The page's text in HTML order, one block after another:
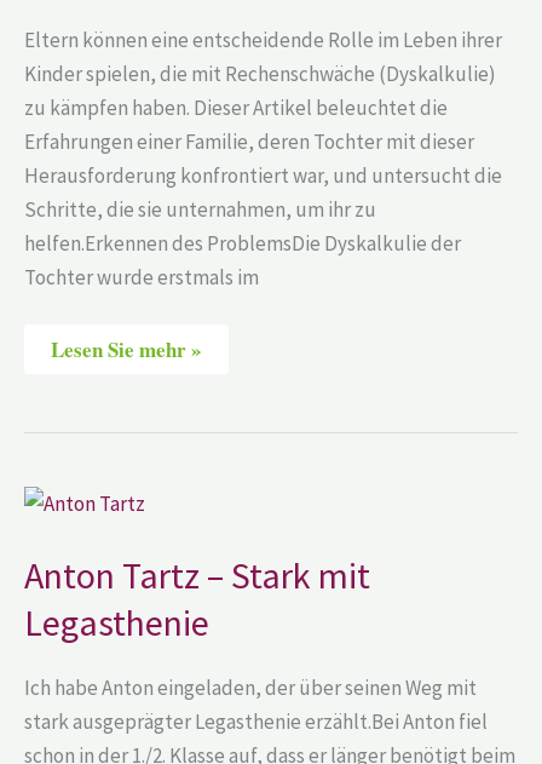
Eltern können eine entscheidende Rolle im Leben ihrer
Kinder spielen, die mit Rechenschwäche (Dyskalkulie)
zu kämpfen haben. Dieser Artikel beleuchtet die
Erfahrungen einer Familie, deren Tochter mit dieser
Herausforderung konfrontiert war, und untersucht die
Schritte, die sie unternahmen, um ihr zu
helfen.Erkennen des ProblemsDie Dyskalkulie der
Tochter wurde erstmals im
Lesen Sie mehr »
Anton Tartz – Stark mit
Legasthenie
Ich habe Anton eingeladen, der über seinen Weg mit
stark ausgeprägter Legasthenie erzählt.Bei Anton fiel
schon in der 1./2. Klasse auf, dass er länger benötigt beim
Anton
Tartz
mit
Legasthenie